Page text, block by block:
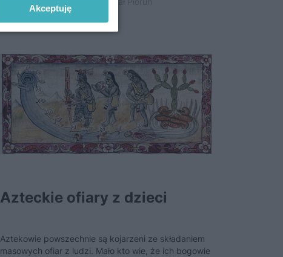
Azteckie ofiary z dzieci
Aztekowie powszechnie są kojarzeni ze składaniem
masowych ofiar z ludzi. Mało kto wie, że ich bogowie
Akceptuję